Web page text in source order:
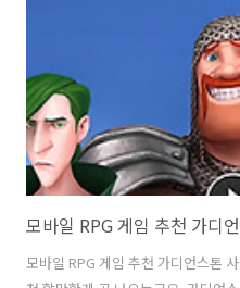
부분도 훌륭합니다. AKG K3003, 젠
SE535와 같은 효과가 나도록 튜닝된
모바일 RPG 게임 추천 가디
모바일 RPG 게임 추천 가디언스톤